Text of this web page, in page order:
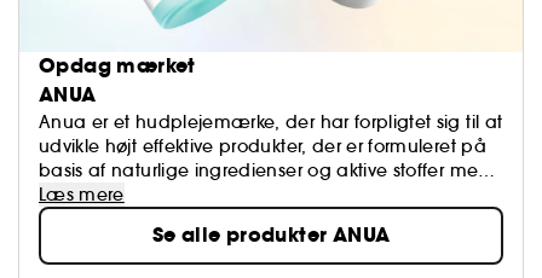
Opdag mærket
ANUA
Anua er et hudplejemærke, der har forpligtet sig til at
udvikle højt effektive produkter, der er formuleret på
basis af naturlige ingredienser og aktive stoffer med
høj ydeevne. Vores mission er at behandle
hudproblemer med milde, men effektive formler. Vi
lytter til vores forbrugere og udvikler produkter, der er
målrettet hudens behov, med formler, der er både
Læs mere
Se alle produkter ANUA